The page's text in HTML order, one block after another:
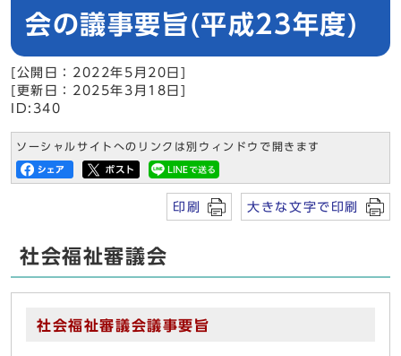
会の議事要旨(平成23年度)
[公開日：2022年5月20日]
[更新日：2025年3月18日]
ID:340
ソーシャルサイトへのリンクは別ウィンドウで開きます
印刷 大きな文字で印刷
社会福祉審議会
社会福祉審議会議事要旨